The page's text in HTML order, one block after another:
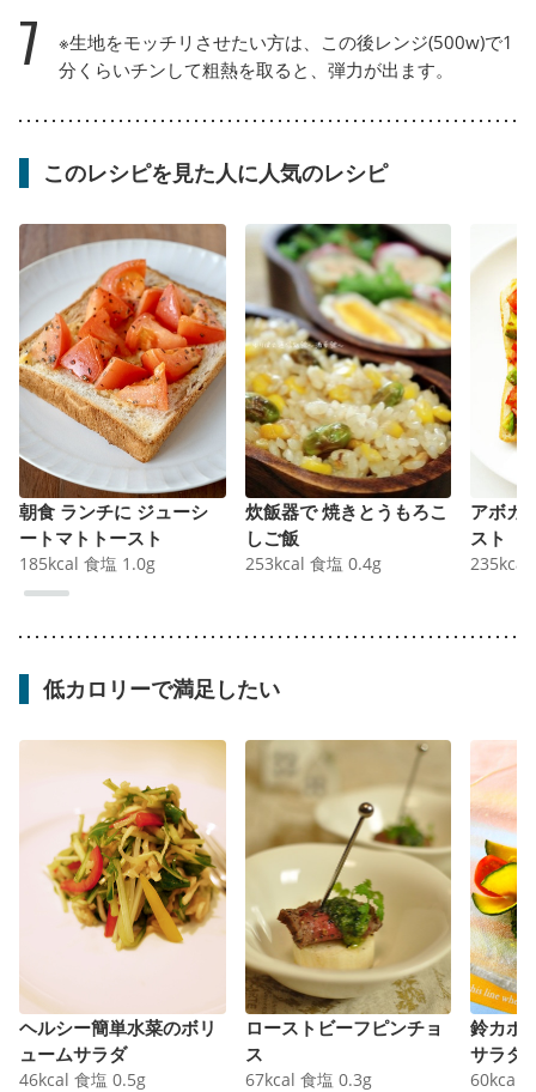
7
※生地をモッチリさせたい方は、この後レンジ(500w)で1
分くらいチンして粗熱を取ると、弾力が出ます。
このレシピを見た人に人気のレシピ
朝食 ランチに ジューシ
ートマトトースト
185kcal 食塩 1.0g
炊飯器で 焼きとうもろこ
しご飯
253kcal 食塩 0.4g
アボカ
スト
235kcal
低カロリーで満足したい
ヘルシー簡単水菜のボリ
ュームサラダ
46kcal 食塩 0.5g
ローストビーフピンチョ
ス
67kcal 食塩 0.3g
鈴カボ
サラダ
60kcal